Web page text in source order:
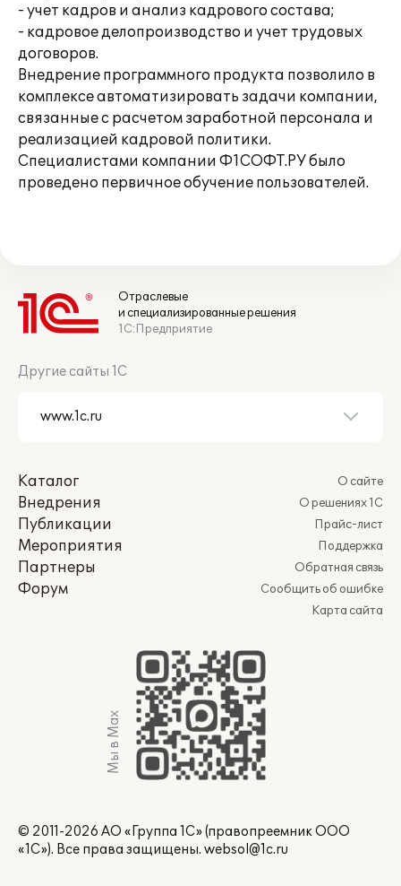
- учет кадров и анализ кадрового состава;
- кадровое делопроизводство и учет трудовых
договоров.
Внедрение программного продукта позволило в
комплексе автоматизировать задачи компании,
связанные с расчетом заработной персонала и
реализацией кадровой политики.
Специалистами компании Ф1СОФТ.РУ было
проведено первичное обучение пользователей.
Отраслевые
и специализированные решения
1С:Предприятие
Другие сайты 1С
Каталог
Внедрения
Публикации
Мероприятия
Партнеры
Форум
О сайте
О решениях 1С
Прайс-лист
Поддержка
Обратная связь
Сообщить об ошибке
Карта сайта
Мы в Max
© 2011-2026 АО «Группа 1С» (правопреемник ООО
«1С»). Все права защищены. websol@1c.ru